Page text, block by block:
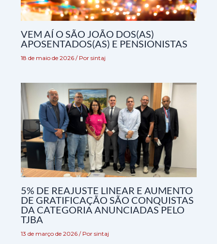
VEM AÍ O SÃO JOÃO DOS(AS)
APOSENTADOS(AS) E PENSIONISTAS
18 de maio de 2026 / Por sintaj
5% DE REAJUSTE LINEAR E AUMENTO
DE GRATIFICAÇÃO SÃO CONQUISTAS
DA CATEGORIA ANUNCIADAS PELO
TJBA
13 de março de 2026 / Por sintaj